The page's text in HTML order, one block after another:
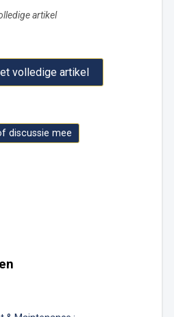
artikel
volledige artikel
discussie mee